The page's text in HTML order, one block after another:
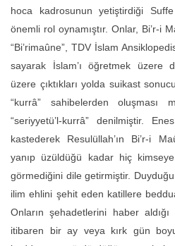
hoca kadrosunun yetiştirdiği Suffe
önemli rol oynamıştır. Onlar, Bi’r-i
“Bi’rimaûne”, TDV İslam
sayarak İslam’ı öğretmek üzere
üzere çıktıkları yolda suikast
“kurrâ” sahibelerden oluşması
“seriyyetü’l-kurrâ” denilmiştir.
kastederek Resulüllah’ın Bi’r-i
yanıp üzüldüğü kadar hiç
görmediğini dile getirmiştir.
ilim ehlini şehit eden katillere
Onların şehadetlerini haber
itibaren bir ay veya kırk gün